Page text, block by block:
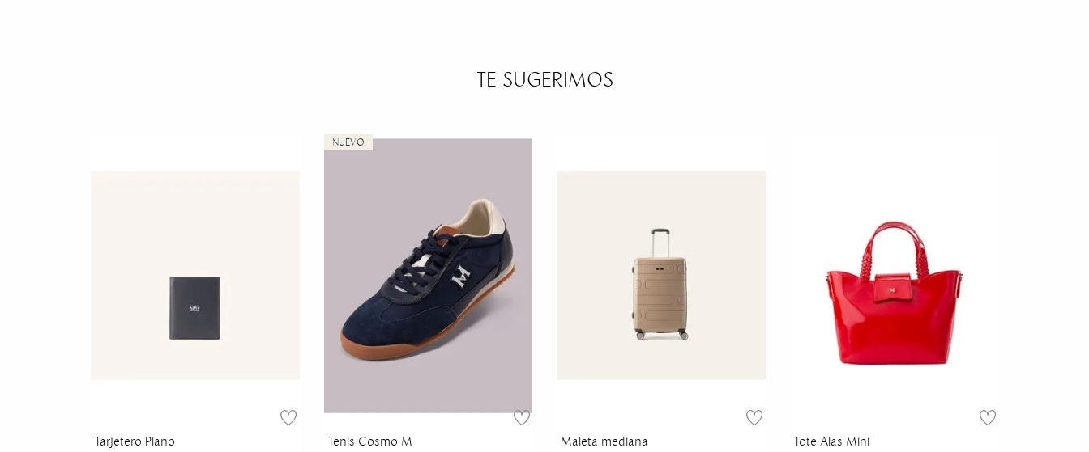
TE SUGERIMOS
Tarjetero Plano
Tenis Cosmo M
Maleta mediana
Tote Alas Mini